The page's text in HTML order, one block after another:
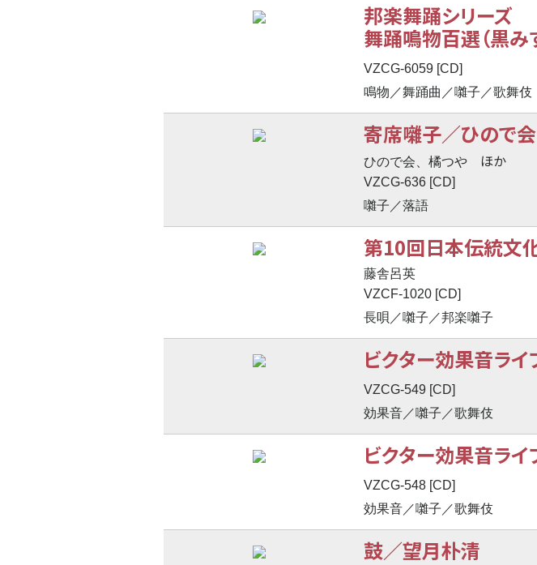
邦楽舞踊シリーズ
舞踊鳴物百選（黒み
VZCG-6059 [CD]
鳴物／舞踊曲／囃子／歌舞伎
寄席囃子／ひので会
ひので会、橘つや ほか
VZCG-636 [CD]
囃子／落語
第10回日本伝統文
藤舎呂英
VZCF-1020 [CD]
長唄／囃子／邦楽囃子
ビクター効果音ラ
VZCG-549 [CD]
効果音／囃子／歌舞伎
ビクター効果音ラ
VZCG-548 [CD]
効果音／囃子／歌舞伎
鼓／望月朴清